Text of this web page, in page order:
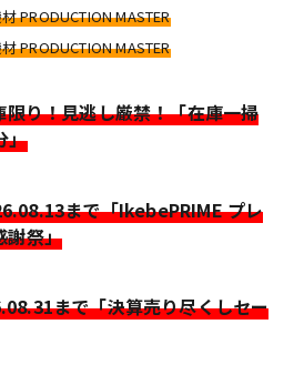
PRODUCTION MASTER
PRODUCTION MASTER
り！見逃し厳禁！「在庫一掃
」
まで「IkebePRIME プレ
謝祭」
まで「決算売り尽くしセー